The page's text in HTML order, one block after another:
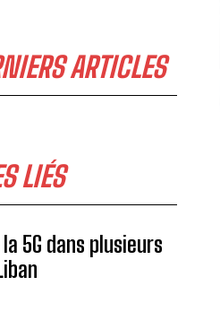
ARTICLES
LIÉS
5G dans plusieurs